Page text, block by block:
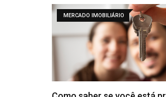
DECORAÇÃO
Granilite você já ouviu falar
revestimento?
21 de julho de 2022